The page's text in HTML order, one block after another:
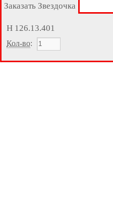
Заказать Звездочка
Н 126.13.401
Кол-во: